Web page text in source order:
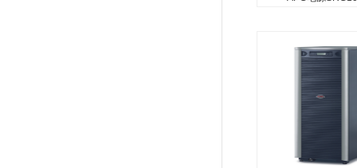
APC ；Smart-UPS
Line,800 Watts /
；220V /输出 ；
Interface Port DB...